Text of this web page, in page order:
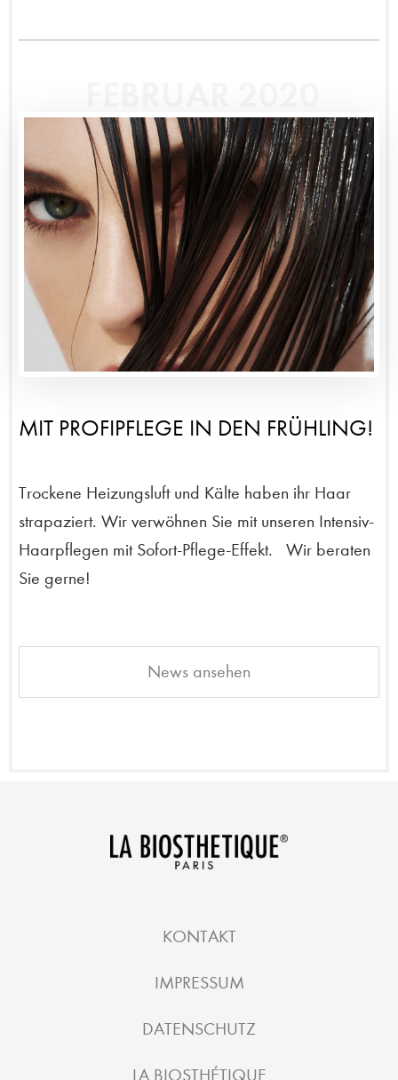
MIT PROFIPFLEGE IN DEN FRÜHLING!
Trockene Heizungsluft und Kälte haben ihr Haar
strapaziert. Wir verwöhnen Sie mit unseren Intensiv-
Haarpflegen mit Sofort-Pflege-Effekt. Wir beraten
Sie gerne!
News ansehen
KONTAKT
IMPRESSUM
DATENSCHUTZ
LA BIOSTHÉTIQUE